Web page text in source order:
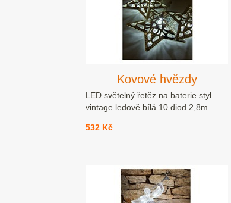
Kovové hvězdy
LED světelný řetěz na baterie styl
vintage ledově bílá 10 diod 2,8m
532 Kč